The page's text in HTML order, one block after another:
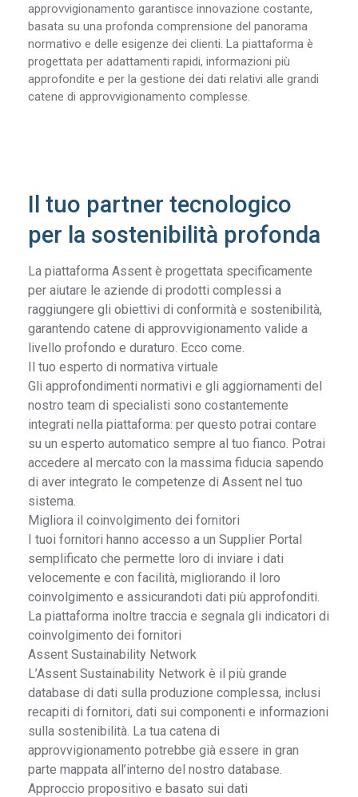
approvvigionamento garantisce innovazione costante,
basata su una profonda comprensione del panorama
normativo e delle esigenze dei clienti. La piattaforma è
progettata per adattamenti rapidi, informazioni più
approfondite e per la gestione dei dati relativi alle grandi
catene di approvvigionamento complesse.
Il tuo partner tecnologico
per la sostenibilità profonda
La piattaforma Assent è progettata specificamente
per aiutare le aziende di prodotti complessi a
raggiungere gli obiettivi di conformità e sostenibilità,
garantendo catene di approvvigionamento valide a
livello profondo e duraturo. Ecco come.
Il tuo esperto di normativa virtuale
Gli approfondimenti normativi e gli aggiornamenti del
nostro team di specialisti sono costantemente
integrati nella piattaforma: per questo potrai contare
su un esperto automatico sempre al tuo fianco. Potrai
accedere al mercato con la massima fiducia sapendo
di aver integrato le competenze di Assent nel tuo
sistema.
Migliora il coinvolgimento dei fornitori
I tuoi fornitori hanno accesso a un Supplier Portal
semplificato che permette loro di inviare i dati
velocemente e con facilità, migliorando il loro
coinvolgimento e assicurandoti dati più approfonditi.
La piattaforma inoltre traccia e segnala gli indicatori di
coinvolgimento dei fornitori
Assent Sustainability Network
L’Assent Sustainability Network è il più grande
database di dati sulla produzione complessa, inclusi
recapiti di fornitori, dati sui componenti e informazioni
sulla sostenibilità. La tua catena di
approvvigionamento potrebbe già essere in gran
parte mappata all’interno del nostro database.
Approccio propositivo e basato sui dati